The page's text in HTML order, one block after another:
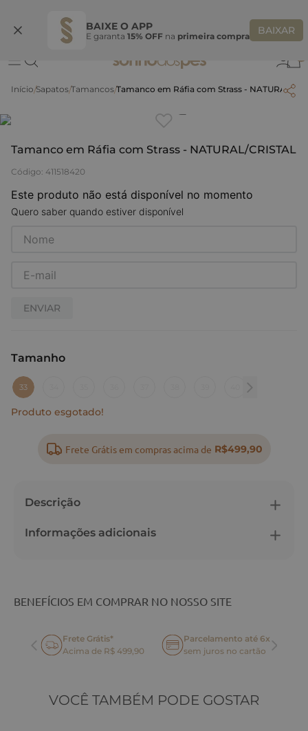
BAIXE O APP
E garanta 15% OFF na primeira compra BAIXAR
Ganhe 10% OFF na coleção utilizando o código do seu vendedor*
Sapatos Tamancos Tamanco em Ráfia com Strass - NATURAL/
Tamanco em Ráfia com Strass - NATURAL/CRISTAL
Código: 411518420
Este produto não está disponível no momento
Quero saber quando estiver disponível
ENVIAR
Tamanho
: 33
33
Produto esgotado!
Frete Grátis em compras acima de R$499,90
Descrição
Informações adicionais
BENEFÍCIOS EM COMPRAR NO NOSSO SITE
Frete Grátis*
Acima de R$ 499,90
Parcelamento até 6x
sem juros no cartão
VOCÊ TAMBÉM PODE GOSTAR